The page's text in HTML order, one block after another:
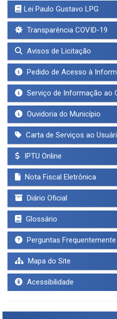
Lei Paulo Gustavo LPG
Transparência COVID-19
Avisos de Licitação
Pedido de Acesso à
Serviço de Informação ao
Ouvidoria do Município
Carta de Serviços ao
IPTU Online
Nota Fiscal Eletrônica
Diário Oficial
Glossário
Perguntas
Mapa do Site
Acessibilidade